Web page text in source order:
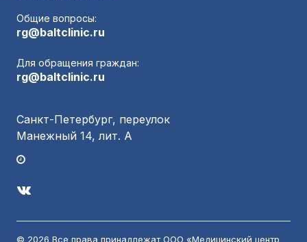
Общие вопросы:
rg@baltclinic.ru
Для обращения граждан:
rg@baltclinic.ru
Санкт-Петербург, переулок
Манежный 14, лит. А
© 2026 Все права принадлежат ООО «Медицинский центр